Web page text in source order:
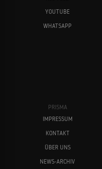
YOUTUBE
WHATSAPP
PRISMA
IMPRESSUM
KONTAKT
ÜBER UNS
NEWS-ARCHIV